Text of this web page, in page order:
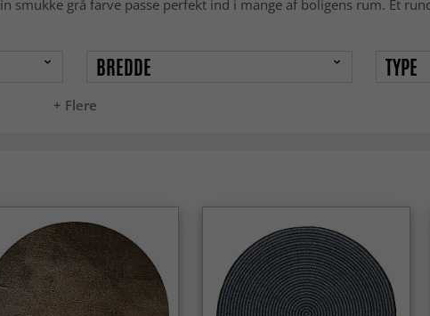
grå farve passe perfekt ind i mange af boligens rum. Et
+ Flere
BREDDE TYPE